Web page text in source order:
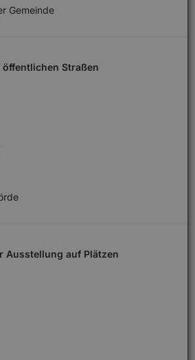
Gemeinde
öffentlichen Straßen
Ausstellung auf Plätzen